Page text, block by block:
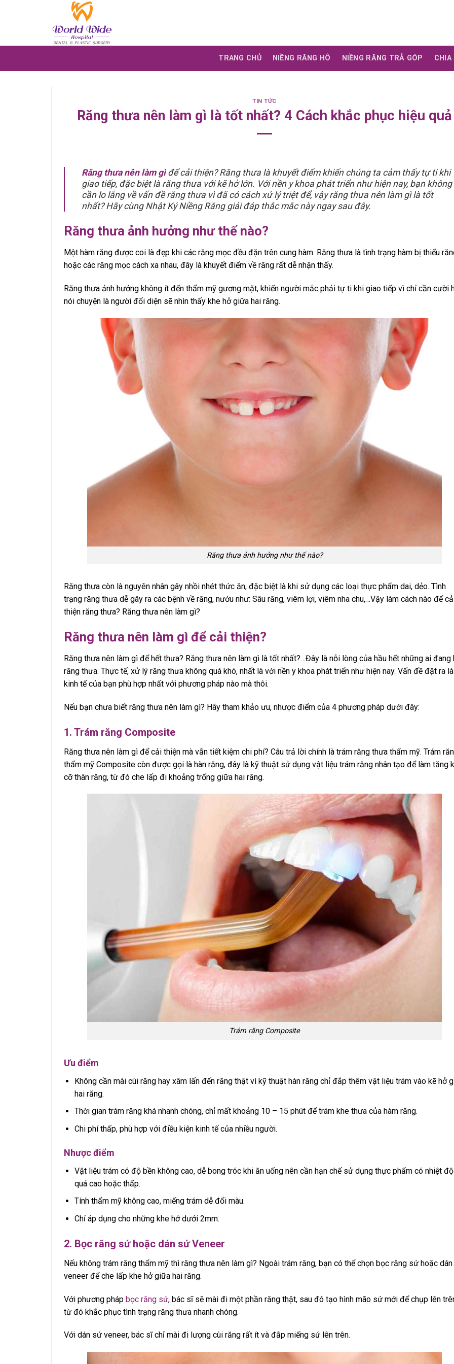
TRANG CHỦ NIỀNG RĂNG HÔ NIỀNG RĂNG TRẢ GÓP CHIA
TIN TỨC
Răng thưa nên làm gì là tốt nhất? 4 Cách khắc phục hiệu quả
Răng thưa nên làm gìđể cải thiện? Răng thưa là khuyết điểm khiến chúng ta cảm thấy tự ti khi
giao tiếp, đặc biệt là răng thưa với kẽ hở lớn. Với nền y khoa phát triển như hiện nay, bạn không
cần lo lắng về vấn đề răng thưa vì đã có cách xử lý triệt để, vậy răng thưa nên làm gì là tốt
nhất? Hãy cùng Nhật Ký Niềng Răng giải đáp thắc mắc này ngay sau đây.
Răng thưa ảnh hưởng như thế nào?
Một hàm răng được coi là đẹp khi các răng mọc đều đặn trên cung hàm. Răng thưa là tình trạng hàm bị thiếu
hoặc các răng mọc cách xa nhau, đây là khuyết điểm về răng rất dễ nhận thấy.
Răng thưa ảnh hưởng không ít đến thẩm mỹ gương mặt, khiến người mắc phải tự ti khi giao tiếp vì chỉ cần cười
nói chuyện là người đối diện sẽ nhìn thấy khe hở giữa hai răng.
Răng thưa ảnh hưởng như thế nào?
Răng thưa còn là nguyên nhân gây nhồi nhét thức ăn, đặc biệt là khi sử dụng các loại thực phẩm dai, dẻo. Tình
trạng răng thưa dễ gây ra các bệnh về răng, nướu như: Sâu răng, viêm lợi, viêm nha chu,…Vậy làm cách nào để
thiện răng thưa? Răng thưa nên làm gì?
Răng thưa nên làm gì để cải thiện?
Răng thưa nên làm gì để hết thưa? Răng thưa nên làm gì là tốt nhất?…Đây là nỗi lòng của hầu hết những ai đang
răng thưa. Thực tế, xử lý răng thưa không quá khó, nhất là với nền y khoa phát triển như hiện nay. Vấn đề đặt ra là
kinh tế của bạn phù hợp nhất với phương pháp nào mà thôi.
Nếu bạn chưa biết răng thưa nên làm gì? Hãy tham khảo ưu, nhược điểm của 4 phương pháp dưới đây:
1. Trám răng Composite
Răng thưa nên làm gì để cải thiện mà vẫn tiết kiệm chi phí? Câu trả lời chính là trám răng thưa thẩm mỹ. Trám
thẩm mỹ Composite còn được gọi là hàn răng, đây là kỹ thuật sử dụng vật liệu trám răng nhân tạo để làm tăng
cỡ thân răng, từ đó che lấp đi khoảng trống giữa hai răng.
Trám răng Composite
Ưu điểm
Không cần mài cùi răng hay xâm lấn đến răng thật vì kỹ thuật hàn răng chỉ đắp thêm vật liệu trám vào kẽ hở
hai răng.
Thời gian trám răng khá nhanh chóng, chỉ mất khoảng 10 – 15 phút để trám khe thưa của hàm răng.
Chi phí thấp, phù hợp với điều kiện kinh tế của nhiều người.
Nhược điểm
Vật liệu trám có độ bền không cao, dễ bong tróc khi ăn uống nên cần hạn chế sử dụng thực phẩm có nhiệt độ
quá cao hoặc thấp.
Tính thẩm mỹ không cao, miếng trám dễ đổi màu.
Chỉ áp dụng cho những khe hở dưới 2mm.
2. Bọc răng sứ hoặc dán sứ Veneer
Nếu không trám răng thẩm mỹ thì răng thưa nên làm gì? Ngoài trám răng, bạn có thể chọn bọc răng sứ hoặc
veneer để che lấp khe hở giữa hai răng.
Với phương pháp bọc răng sứ, bác sĩ sẽ mài đi một phần răng thật, sau đó tạo hình mão sứ mới để chụp lên
từ đó khắc phục tình trạng răng thưa nhanh chóng.
Với dán sứ veneer, bác sĩ chỉ mài đi lượng cùi răng rất ít và đắp miếng sứ lên trên.